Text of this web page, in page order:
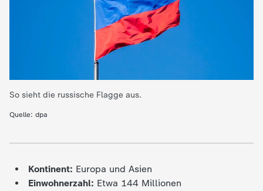
n
d
So sieht die russische Flagge aus.
Quelle: dpa
Kontinent: Europa und Asien
Einwohnerzahl: Etwa 144 Millionen